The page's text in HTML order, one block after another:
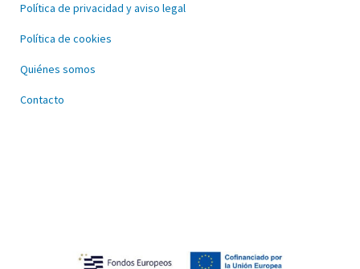
Política de privacidad y aviso legal
Política de cookies
Quiénes somos
Contacto